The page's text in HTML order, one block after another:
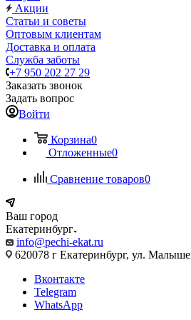
Акции
Статьи и советы
Оптовым клиентам
Доставка и оплата
Служба заботы
+7 950 202 27 29
Заказать звонок
Задать вопрос
Войти
Корзина0
Отложенные0
Сравнение товаров0
Ваш город
Екатеринбург
info@pechi-ekat.ru
620078 г Екатеринбург, ул.
Вконтакте
Telegram
WhatsApp